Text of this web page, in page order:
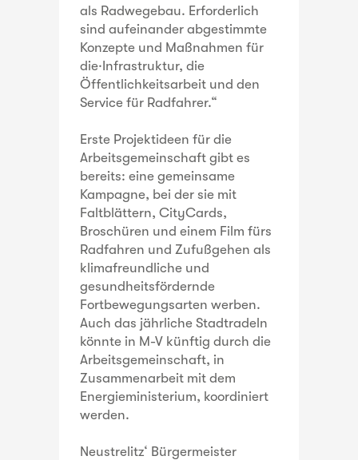
als Radwegebau. Erforderlich
sind aufeinander abgestimmte
Konzepte und Maßnahmen für
die·Infrastruktur, die
Öffentlichkeitsarbeit und den
Service für Radfahrer.“
Erste Projektideen für die
Arbeitsgemeinschaft gibt es
bereits: eine gemeinsame
Kampagne, bei der sie mit
Faltblättern, CityCards,
Broschüren und einem Film fürs
Radfahren und Zufußgehen als
klimafreundliche und
gesundheitsfördernde
Fortbewegungsarten werben.
Auch das jährliche Stadtradeln
könnte in M-V künftig durch die
Arbeitsgemeinschaft, in
Zusammenarbeit mit dem
Energieministerium, koordiniert
werden.
Neustrelitz‘ Bürgermeister